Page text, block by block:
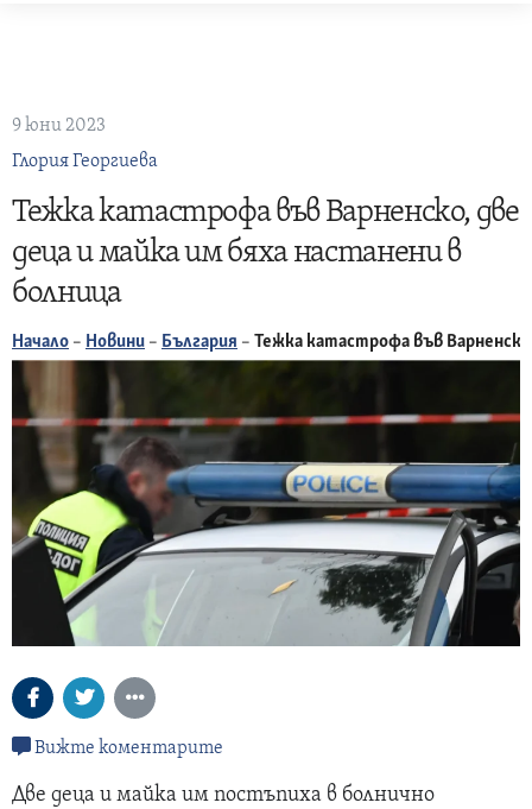
9 юни 2023
Глория Георгиева
Тежка катастрофа във Варненско, две
деца и майка им бяха настанени в
болница
Начало – Новини – България – Тежка катастрофа във
Вижте коментарите
Две деца и майка им постъпиха в болнично